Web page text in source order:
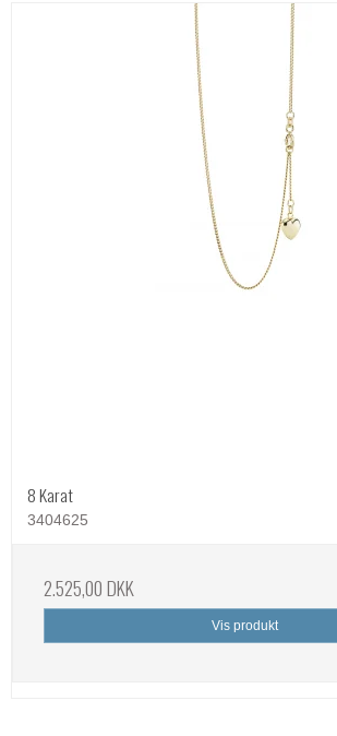
8 Karat
3404625
2.525,00 DKK
Vis produkt